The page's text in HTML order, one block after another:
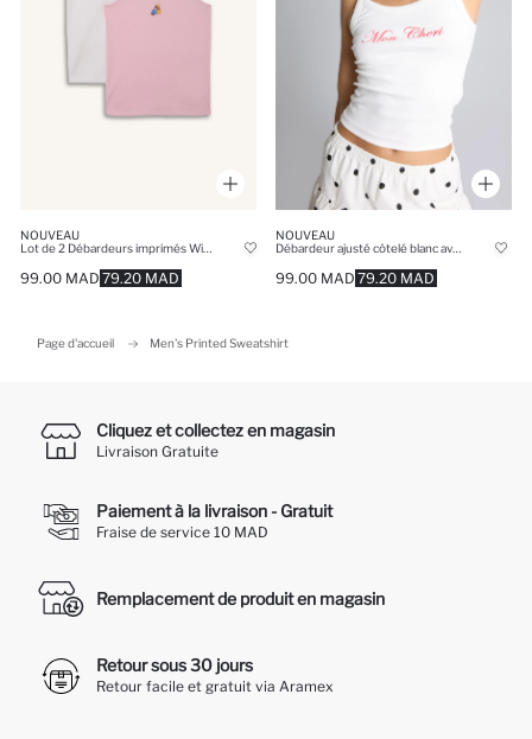
NOUVEAU
79.20 MAD
99.00 MAD
NOUVEAU
79.20 MAD
99.00 MAD
Page d'accueil Men's Printed Sweatshirt
Cliquez et collectez en magasin
Livraison Gratuite
Paiement à la livraison - Gratuit
Fraise de service 10 MAD
Remplacement de produit en magasin
Retour sous 30 jours
Retour facile et gratuit via Aramex